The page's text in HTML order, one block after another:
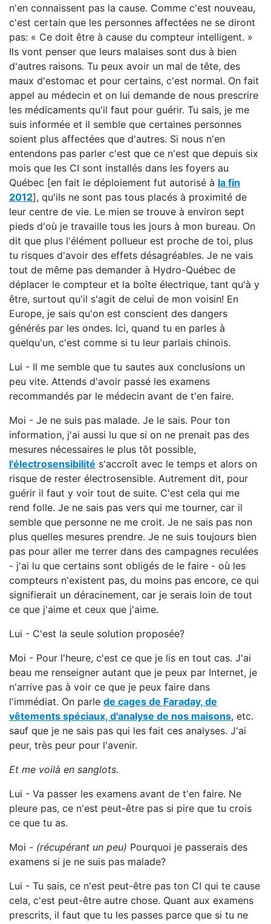
n'en connaissent pas la cause. Comme c'est nouveau,
c'est certain que les personnes affectées ne se diront
pas: « Ce doit être à cause du compteur intelligent. »
Ils vont penser que leurs malaises sont dus à bien
d'autres raisons. Tu peux avoir un mal de tête, des
maux d'estomac et pour certains, c'est normal. On fait
appel au médecin et on lui demande de nous prescrire
les médicaments qu'il faut pour guérir. Tu sais, je me
suis informée et il semble que certaines personnes
soient plus affectées que d'autres. Si nous n'en
entendons pas parler c'est que ce n'est que depuis six
mois que les CI sont installés dans les foyers au
Québec [en fait le déploiement fut autorisé à la fin
2012], qu'ils ne sont pas tous placés à proximité de
leur centre de vie. Le mien se trouve à environ sept
pieds d'où je travaille tous les jours à mon bureau. On
dit que plus l'élément pollueur est proche de toi, plus
tu risques d'avoir des effets désagréables. Je ne vais
tout de même pas demander à Hydro-Québec de
déplacer le compteur et la boîte électrique, tant qu'à y
être, surtout qu'il s'agit de celui de mon voisin! En
Europe, je sais qu'on est conscient des dangers
générés par les ondes. Ici, quand tu en parles à
quelqu'un, c'est comme si tu leur parlais chinois.
Lui - Il me semble que tu sautes aux conclusions un
peu vite. Attends d'avoir passé les examens
recommandés par le médecin avant de t'en faire.
Moi - Je ne suis pas malade. Je le sais. Pour ton
information, j'ai aussi lu que si on ne prenait pas des
mesures nécessaires le plus tôt possible,
l'électrosensibilité s'accroît avec le temps et alors on
risque de rester électrosensible. Autrement dit, pour
guérir il faut y voir tout de suite. C'est cela qui me
rend folle. Je ne sais pas vers qui me tourner, car il
semble que personne ne me croit. Je ne sais pas non
plus quelles mesures prendre. Je ne suis toujours bien
pas pour aller me terrer dans des campagnes reculées
- j'ai lu que certains sont obligés de le faire - où les
compteurs n'existent pas, du moins pas encore, ce qui
signifierait un déracinement, car je serais loin de tout
ce que j'aime et ceux que j'aime.
Lui - C'est la seule solution proposée?
Moi - Pour l'heure, c'est ce que je lis en tout cas. J'ai
beau me renseigner autant que je peux par Internet, je
n'arrive pas à voir ce que je peux faire dans
l'immédiat. On parle de cages de Faraday, de
vêtements spéciaux, d'analyse de nos maisons, etc.
sauf que je ne sais pas qui les fait ces analyses. J'ai
peur, très peur pour l'avenir.
Et me voilà en sanglots.
Lui - Va passer les examens avant de t'en faire. Ne
pleure pas, ce n'est peut-être pas si pire que tu crois
ce que tu as.
Moi - (récupérant un peu) Pourquoi je passerais des
examens si je ne suis pas malade?
Lui - Tu sais, ce n'est peut-être pas ton CI qui te cause
cela, c'est peut-être autre chose. Quant aux examens
prescrits, il faut que tu les passes parce que si tu ne